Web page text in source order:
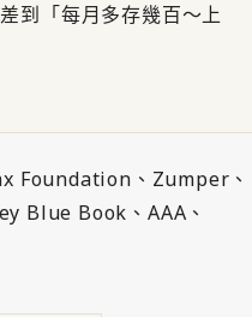
到「每月多存幾百～上
Foundation、Zumper、
Blue Book、AAA、